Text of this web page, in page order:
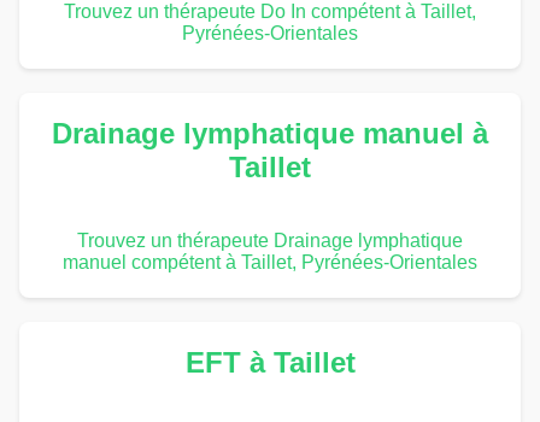
Trouvez un thérapeute Do In compétent à Taillet,
Pyrénées-Orientales
Drainage lymphatique manuel à
Taillet
Trouvez un thérapeute Drainage lymphatique
manuel compétent à Taillet, Pyrénées-Orientales
EFT à Taillet